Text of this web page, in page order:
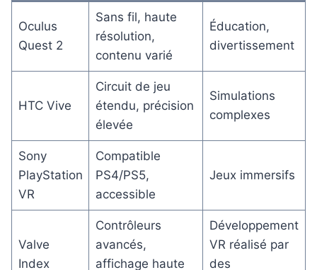
Oculus
Quest 2
Sans fil, haute
résolution,
contenu varié
Éducation,
divertissement
HTC Vive
Circuit de jeu
étendu, précision
élevée
Simulations
complexes
Sony
PlayStation
VR
Compatible
PS4/PS5,
accessible
Jeux immersifs
Valve
Index
Contrôleurs
avancés,
affichage haute
Développement
VR réalisé par
des